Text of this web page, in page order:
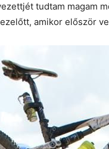
tudtam magam
amikor először